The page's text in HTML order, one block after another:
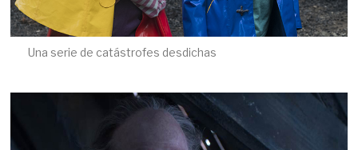
Una serie de catástrofes desdichas